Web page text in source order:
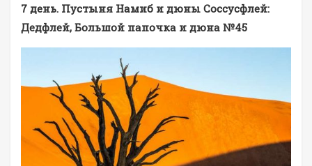
7 день. Пустыня Намиб и дюны Соссусфлей:
Дедфлей, Большой папочка и дюна №45